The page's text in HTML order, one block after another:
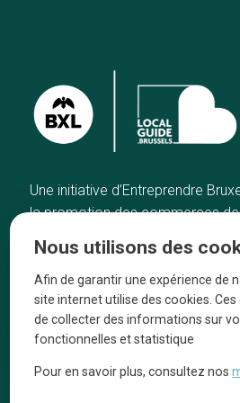
Une initiative d’Entreprendre
la promotion des commerces de
Accueil
Bonnes adresses
Quartiers
Blog
Tops 10
A
On
Nous utilisons des
Afin de garantir une expérience de
site internet utilise des cookies.
de collecter des informations sur
fonctionnelles et statistique
Pour en savoir plus, consultez nos